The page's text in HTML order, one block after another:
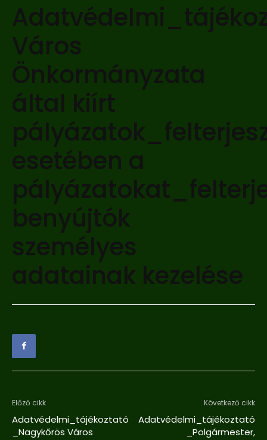
Város
Önkormányzata
által kiírt
esetében a
benyújtók
személyes
adatainak kezelése
Előző cikk
Adatvédelmi_tájékoztató
_Nagykőrös Város
Következő cikk
Adatvédelmi_tájékoztató
_Polgármester,